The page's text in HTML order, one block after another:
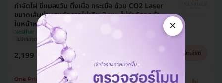
ไม่จำกัดจุด ซื้อกับ HDmall คุ้มชัวร์
กำจัดไฝ ขี้แมลงวัน ติ่งเนื้อ กระเนื้อ ด้วย CO2 Laser
ขนาดเส้นผ่านศูนย์กลางไม่เกิน 2 มม. ไม่จำกัดจุดทั่ว
ใบหน้าหรือลำคอ 1 ครั้ง
Nesther Clinic
2,199 บาท 4,000 บาท ประหยัด 45% ดูรายละเอียด
×